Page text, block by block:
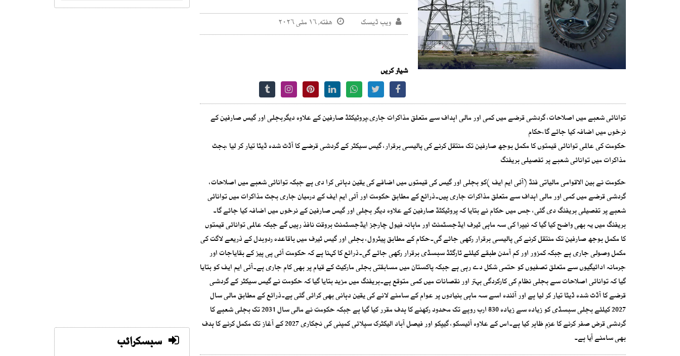
ویب ڈیسک هفته, ۱۶ مئی ۲۰۲۶
شیئر کریں
توانائی شعبے میں اصلاحات، گردشی قرضے میں کمی اور مالی اہداف سے متعلق مذاکرات جاری،پروٹیکٹڈ صارفین کے علاوہ دیگربجلی اور گیس صارفین کے
نرخوں میں اضافہ کیا جائے گا،حکام
حکومت کی عالمی توانائی قیمتوں کا مکمل بوجھ صارفین تک منتقل کرنے کی پالیسی برقرار، گیس سیکٹر کے گردشی قرضے کا آڈٹ شدہ ڈیٹا تیار کر لیا ،بجٹ
مذاکرات میں توانائی شعبے پر تفصیلی بریفنگ
حکومت نے بین الاقوامی مالیاتی فنڈ (آئی ایم ایف )کو بجلی اور گیس کی قیمتوں میں اضافے کی یقین دہانی کرا دی ہے جبکہ توانائی شعبے میں اصلاحات،
گردشی قرضے میں کمی اور مالی اہداف سے متعلق مذاکرات جاری ہیں۔ذرائع کے مطابق حکومت اور آئی ایم ایف کے درمیان جاری بجٹ مذاکرات میں توانائی
شعبے پر تفصیلی بریفنگ دی گئی، جس میں حکام نے بتایا کہ پروٹیکٹڈ صارفین کے علاوہ دیگر بجلی اور گیس صارفین کے نرخوں میں اضافہ کیا جائے گا۔
بریفنگ میں یہ بھی واضح کیا گیا کہ نیپرا کی سہ ماہی ٹیرف ایڈجسٹمنٹ اور ماہانہ فیول چارجز ایڈجسٹمنٹ بروقت نافذ رہیں گے جبکہ عالمی توانائی قیمتوں
کا مکمل بوجھ صارفین تک منتقل کرنے کی پالیسی برقرار رکھی جائے گی۔حکام کے مطابق پیٹرول، بجلی اور گیس ٹیرف میں باقاعدہ ردوبدل کے ذریعے لاگت کی
مکمل وصولی جاری ہے جبکہ کمزور اور کم آمدن طبقے کیلئے ٹارگٹڈ سبسڈی برقرار رکھی جائے گی۔ذرائع کا کہنا ہے کہ حکومت آئی پی پیز کے بقایاجات اور
جرمانہ ادائیگیوں سے متعلق تصفیوں کو حتمی شکل دے رہی ہے جبکہ پاکستان میں مسابقتی بجلی مارکیٹ کے قیام پر بھی کام جاری ہے۔آئی ایم ایف کو بتایا
گیا کہ توانائی اصلاحات سے بجلی نظام کی کارکردگی بہتر اور نقصانات میں کمی متوقع ہے۔بریفنگ میں مزید بتایا گیا کہ حکومت نے گیس سیکٹر کے گردشی
قرضے کا آڈٹ شدہ ڈیٹا تیار کر لیا ہے اور آئندہ اسے سہ ماہی بنیادوں پر عوام کے سامنے لانے کی یقین دہانی بھی کرائی گئی ہے۔ذرائع کے مطابق مالی سال
2027 کیلئے بجلی سبسڈی کو زیادہ سے زیادہ 830 ارب روپے تک محدود رکھنے کا ہدف مقرر کیا گیا ہے جبکہ حکومت نے مالی سال 2031 تک بجلی شعبے کا
گردشی قرض صفر کرنے کا عزم ظاہر کیا ہے۔اس کے علاوہ آئیسکو، گیپکو اور فیصل آباد الیکٹرک سپلائی کمپنی کی نجکاری 2027 کے آغاز تک مکمل کرنے کا ہدف
بھی سامنے آیا ہے۔
سبسکرائب